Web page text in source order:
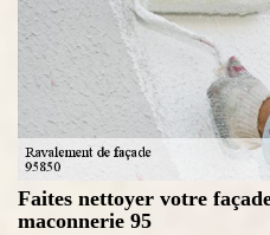
Faites nettoyer votre
maconnerie 95